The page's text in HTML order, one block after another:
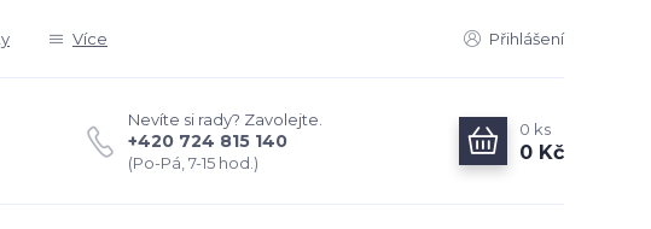
Více Přihlášení
Nevíte si rady? Zavolejte.
+420 724 815 140
(Po-Pá, 7-15 hod.)
0 ks
0 Kč